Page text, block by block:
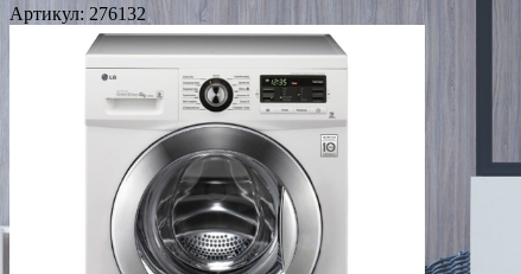
Артикул: 276132